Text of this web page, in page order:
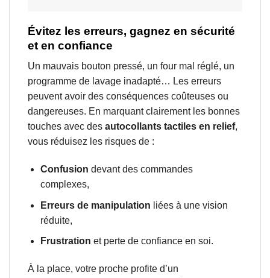
Évitez les erreurs, gagnez en sécurité
et en confiance
Un mauvais bouton pressé, un four mal réglé, un
programme de lavage inadapté… Les erreurs
peuvent avoir des conséquences coûteuses ou
dangereuses. En marquant clairement les bonnes
touches avec des autocollants tactiles en relief,
vous réduisez les risques de :
Confusion devant des commandes
complexes,
Erreurs de manipulation liées à une vision
réduite,
Frustration et perte de confiance en soi.
À la place, votre proche profite d’un